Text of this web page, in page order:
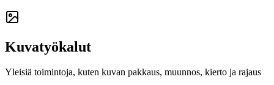
Kuvatyökalut
Yleisiä toimintoja, kuten kuvan pakkaus, muunnos, kierto ja rajaus